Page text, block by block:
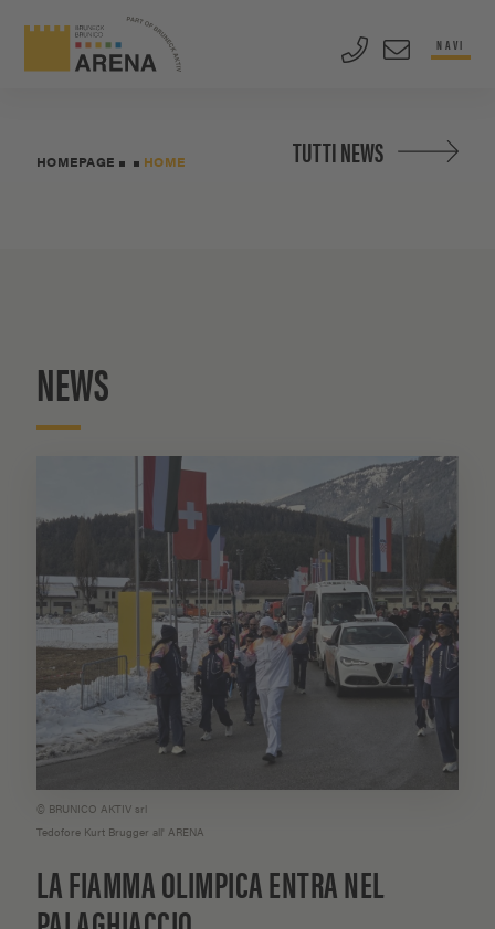
NAVI
HOMEPAGE HOME TUTTI NEWS
NEWS
© BRUNICO AKTIV srl
Tedofore Kurt Brugger all' ARENA
LA FIAMMA OLIMPICA ENTRA NEL